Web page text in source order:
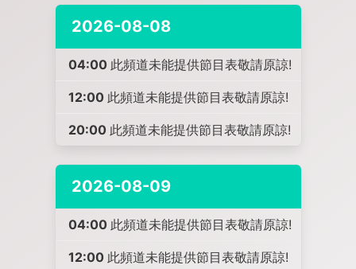
2026-08-08
04:00 此頻道未能提供節目表敬請原諒!
12:00 此頻道未能提供節目表敬請原諒!
20:00 此頻道未能提供節目表敬請原諒!
2026-08-09
04:00 此頻道未能提供節目表敬請原諒!
12:00 此頻道未能提供節目表敬請原諒!